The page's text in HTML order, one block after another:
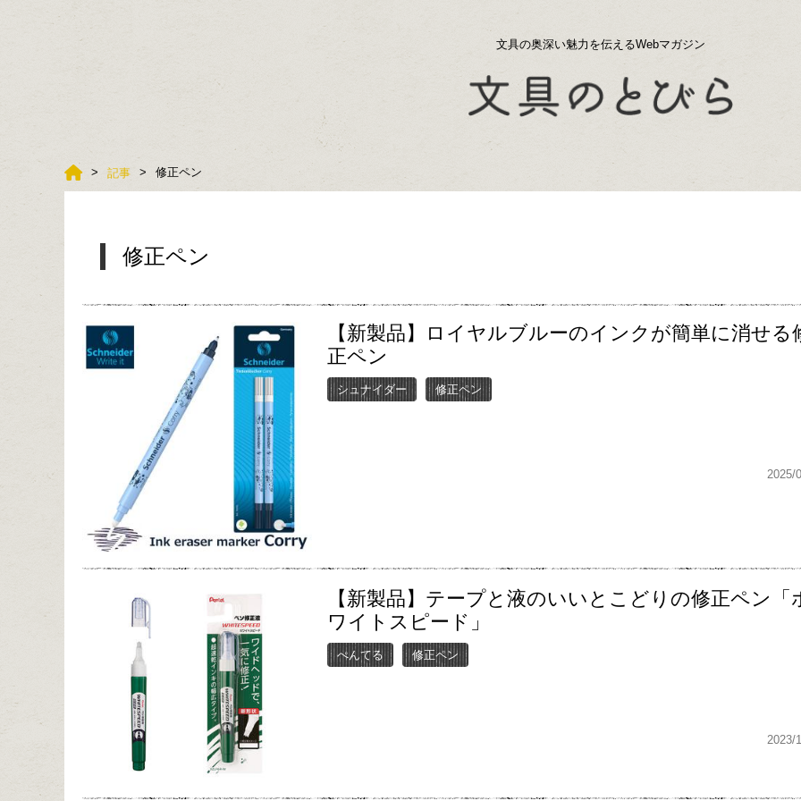
文具の奥深い魅力を伝えるWebマガジン
記事 修正ペン
修正ペン
【新製品】ロイヤルブルーのインクが簡単に消せる
正ペン
シュナイダー 修正ペン
2025/
【新製品】テープと液のいいとこどりの修正ペン「
ワイトスピード」
ぺんてる 修正ペン
2023/